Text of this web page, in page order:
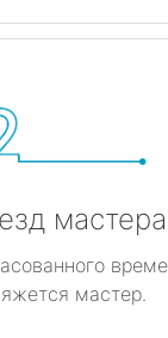
мастера
мастер.